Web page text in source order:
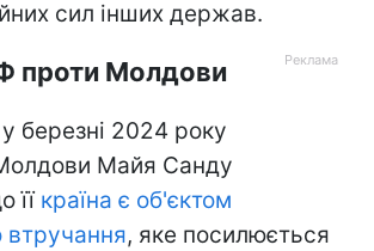
сил інших держав.
проти Молдови
березні 2024 року
Майя Санду
її країна є об'єктом
втручання, яке посилюється